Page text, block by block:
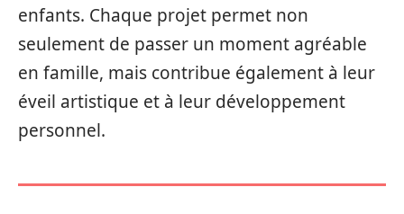
enfants. Chaque projet permet non
seulement de passer un moment agréable
en famille, mais contribue également à leur
éveil artistique et à leur développement
personnel.